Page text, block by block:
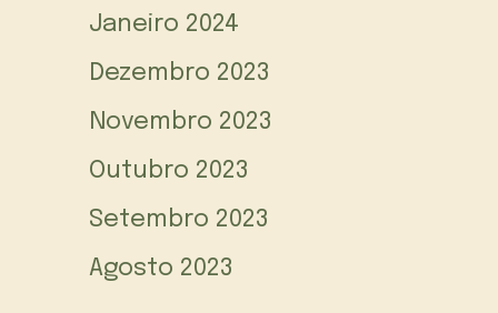
Janeiro 2024
Dezembro 2023
Novembro 2023
Outubro 2023
Setembro 2023
Agosto 2023